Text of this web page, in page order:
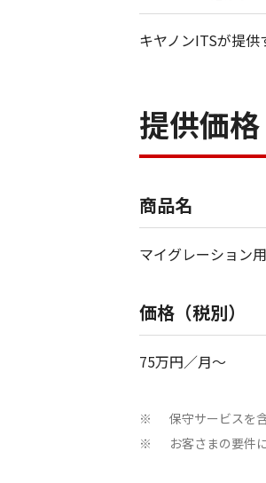
キヤノンITSが提供
提供価
商品名
マイグレーション
価格（税別）
75万円／月～
※ 保守サービスを
※ お客さまの要件